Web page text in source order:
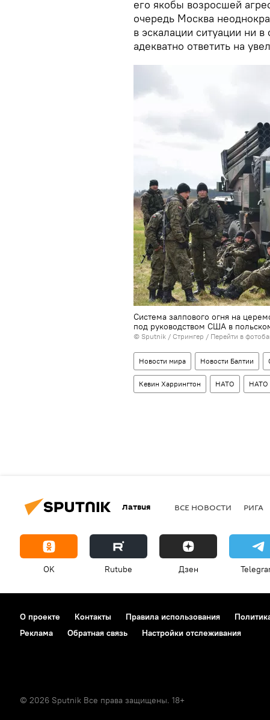
его якобы возросшей
очередь Москва
в эскалации ситуации ни
адекватно ответить на
Система залпового огня на
под руководством США в
© Sputnik / Стрингер / Перейти в
Новости мира Новости Балтии
Кевин Харрингтон НАТО НАТО
Латвия ВСЕ НОВОСТИ РИГА
OK Rutube Дзен
О проекте Контакты Правила использования
Реклама
Обратная связь Настройки отслеживания
© 2026 Sputnik Все права защищены. 18+